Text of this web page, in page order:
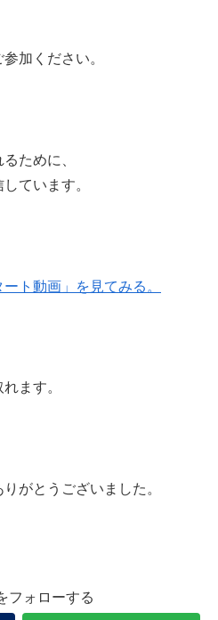
加ください。
ために、
ています。
ト動画」を見てみる。
ます。
がとうございました。
フォローする